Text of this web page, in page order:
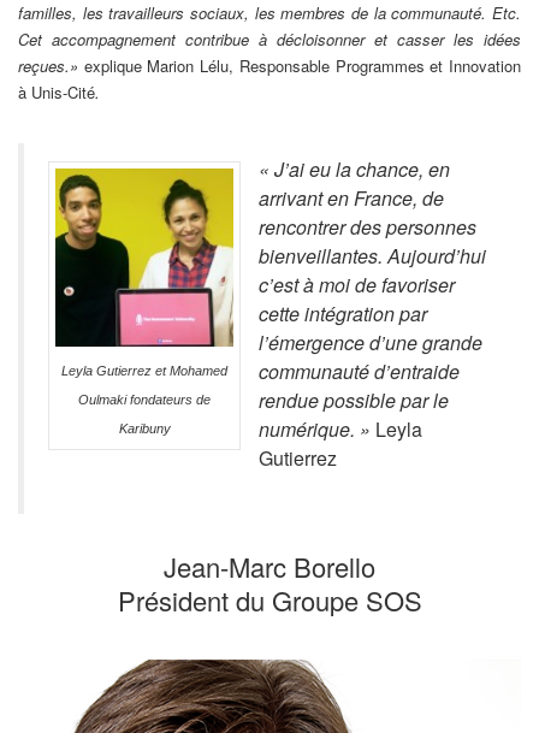
familles, les travailleurs sociaux, les membres de la communauté. Etc.
Cet accompagnement contribue à décloisonner et casser les idées
reçues.» explique Marion Lélu, Responsable Programmes et Innovation
à Unis-Cité.
Leyla Gutierrez et Mohamed
Oulmaki fondateurs de
Karibuny
« J’ai eu la chance, en
arrivant en France, de
rencontrer des personnes
bienveillantes. Aujourd’hui
c’est à moi de favoriser
cette intégration par
l’émergence d’une grande
communauté d’entraide
rendue possible par le
numérique. » Leyla
Gutierrez
Jean-Marc Borello
Président du Groupe SOS